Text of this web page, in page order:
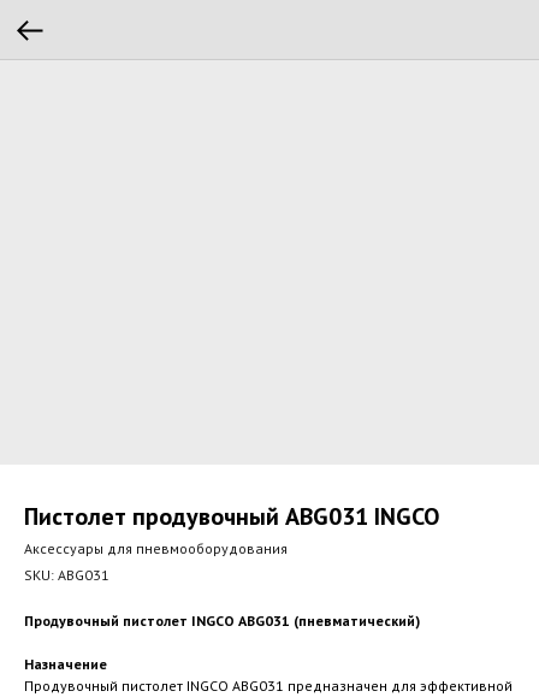
Пистолет продувочный ABG031 INGCO
Аксессуары для пневмооборудования
SKU: ABG031
Продувочный пистолет INGCO ABG031 (пневматический)
Назначение
Продувочный пистолет INGCO ABG031 предназначен для эффективной